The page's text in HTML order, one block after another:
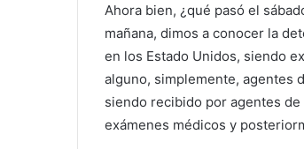
Ahora bien, ¿qué pasó el
mañana, dimos a conocer la
en los Estado Unidos, siendo
alguno, simplemente, agentes
siendo recibido por agentes de
exámenes médicos y